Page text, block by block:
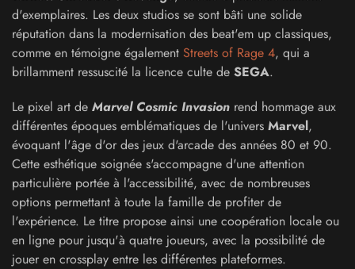
d'exemplaires. Les deux studios se sont bâti une solide
réputation dans la modernisation des beat'em up classiques,
comme en témoigne également Streets of Rage 4, qui a
brillamment ressuscité la licence culte de SEGA.
Le pixel art de Marvel Cosmic Invasion rend hommage aux
différentes époques emblématiques de l'univers Marvel,
évoquant l'âge d'or des jeux d'arcade des années 80 et 90.
Cette esthétique soignée s'accompagne d'une attention
particulière portée à l'accessibilité, avec de nombreuses
options permettant à toute la famille de profiter de
l'expérience. Le titre propose ainsi une coopération locale ou
en ligne pour jusqu'à quatre joueurs, avec la possibilité de
jouer en crossplay entre les différentes plateformes.